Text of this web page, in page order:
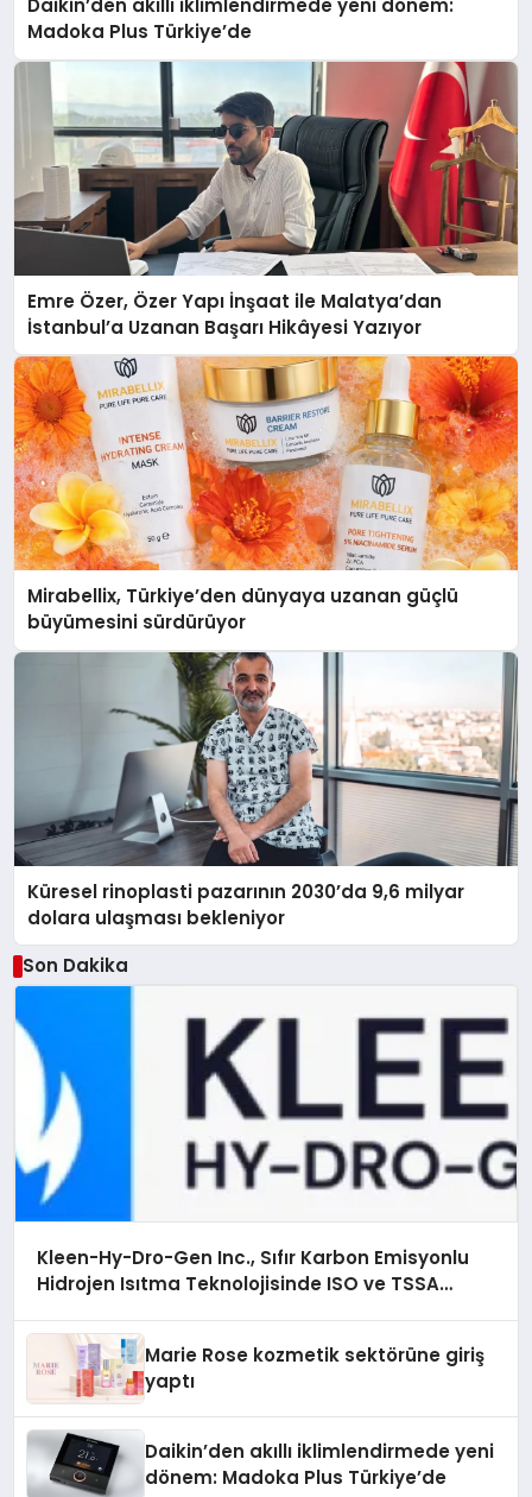
Daikin’den akıllı iklimlendirmede yeni dönem:
Madoka Plus Türkiye’de
Emre Özer, Özer Yapı İnşaat ile Malatya’dan
İstanbul’a Uzanan Başarı Hikâyesi Yazıyor
Mirabellix, Türkiye’den dünyaya uzanan güçlü
büyümesini sürdürüyor
Küresel rinoplasti pazarının 2030’da 9,6 milyar
dolara ulaşması bekleniyor
Son Dakika
Kleen-Hy-Dro-Gen Inc., Sıfır Karbon Emisyonlu
Hidrojen Isıtma Teknolojisinde ISO ve TSSA
Marie Rose kozmetik sektörüne giriş
yaptı
Daikin’den akıllı iklimlendirmede yeni
dönem: Madoka Plus Türkiye’de